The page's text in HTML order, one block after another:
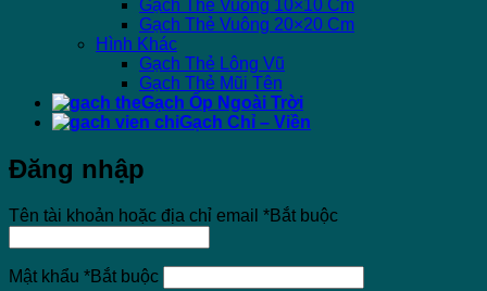
Gạch Thẻ Vuông 10×10 Cm
Gạch Thẻ Vuông 20×20 Cm
Hình Khác
Gạch Thẻ Lông Vũ
Gạch Thẻ Mũi Tên
Gạch Ốp Ngoài Trời
Gạch Chỉ – Viền
Đăng nhập
Tên tài khoản hoặc địa chỉ email *Bắt buộc
Mật khẩu *Bắt buộc